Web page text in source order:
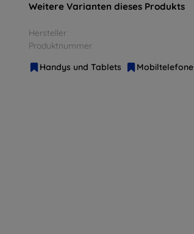
Weitere Varianten dieses Produkts
Hersteller
Produktnummer
Handys und Tablets
Mobiltelefone